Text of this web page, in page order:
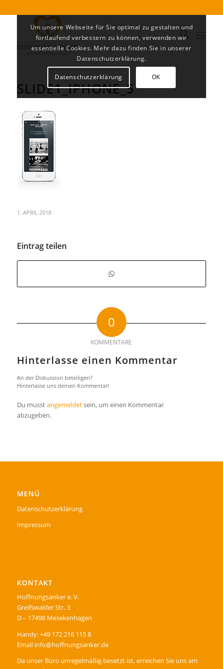
SLIDE1_IPHONE_5
1. APRIL 2018
Eintrag teilen
0
KOMMENTARE
Hinterlasse einen Kommentar
An der Diskussion beteiligen?
Hinterlasse uns deinen Kommentar!
Du musstangemeldetsein, um einen Kommentar
abzugeben.
MENÜ
Datenschutzerklärung
Impressum
KONTAKT
Hoffnungsanker e. V.
Greifswalder Str. 3
D – 17498 Mesekenhagen
Handy: +49 172 216 115 8
Email info@hoffnungsanker.de
Da unser Büro unregelmäßig besetzt ist, erreichen Sie uns am
Um unsere Webseite für Sie optimal zu gestalten und
fortlaufend verbessern zu können, verwenden wir
essentielle Cookies. Mehr dazu finden Sie in unserer
Datenschutzerklärung.
Datenschutzerklärung OK